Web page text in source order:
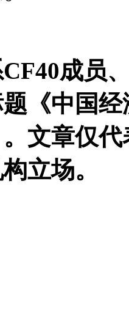
成员
《中国
文章仅
立场。